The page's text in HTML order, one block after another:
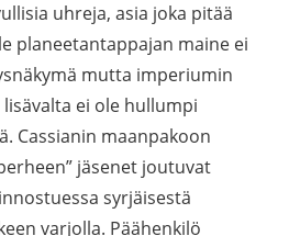
uhreja, asia joka pitää
planeetantappajan maine ei
mutta imperiumin
ei ole hullumpi
Cassianin maanpakoon
jäsenet joutuvat
syrjäisestä
varjolla. Päähenkilö